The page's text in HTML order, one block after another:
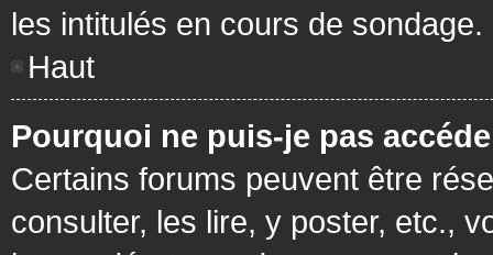
les intitulés en cours de sondage.
Haut
Pourquoi ne puis-je pas
Certains forums peuvent être
consulter, les lire, y poster, etc.,